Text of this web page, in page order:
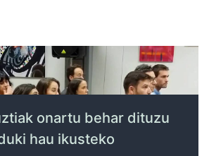
onartu behar dituzu
hau ikusteko